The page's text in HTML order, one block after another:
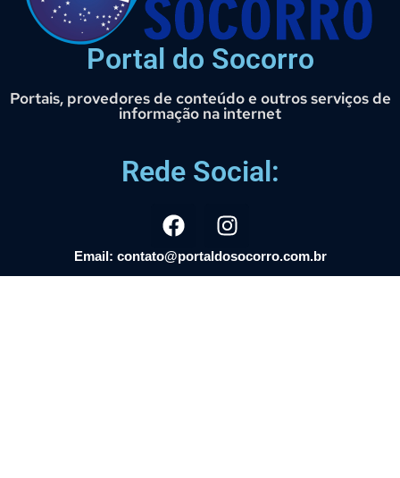
Portal do Socorro
Portais, provedores de conteúdo e outros serviços de
informação na internet
Rede Social:
Email: contato@portaldosocorro.com.br